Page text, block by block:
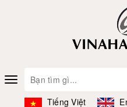
Toggle
navigation
Tiếng Việt